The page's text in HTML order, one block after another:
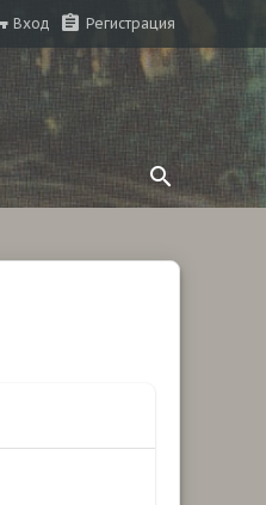
Вход Регистрация